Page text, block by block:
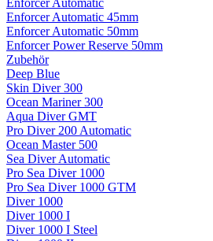
Enforcer Automatic
Enforcer Automatic 45mm
Enforcer Automatic 50mm
Enforcer Power Reserve 50mm
Zubehör
Deep Blue
Skin Diver 300
Ocean Mariner 300
Aqua Diver GMT
Pro Diver 200 Automatic
Ocean Master 500
Sea Diver Automatic
Pro Sea Diver 1000
Pro Sea Diver 1000 GTM
Diver 1000
Diver 1000 I
Diver 1000 I Steel